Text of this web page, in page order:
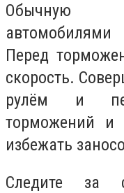
Обычную
Перед
скорость.
рулём и
торможений и
избежать
Следите за